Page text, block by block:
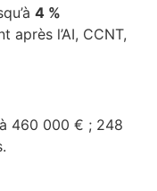
4 %
après l’AI, CCNT,
460 000 € ; 248